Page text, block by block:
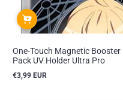
One-Touch Magnetic Booster
Pack UV Holder Ultra Pro
Reguliere
€3,99 EUR